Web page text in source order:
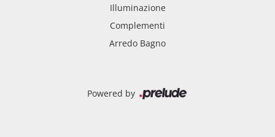
Illuminazione
Complementi
Arredo Bagno
Powered by